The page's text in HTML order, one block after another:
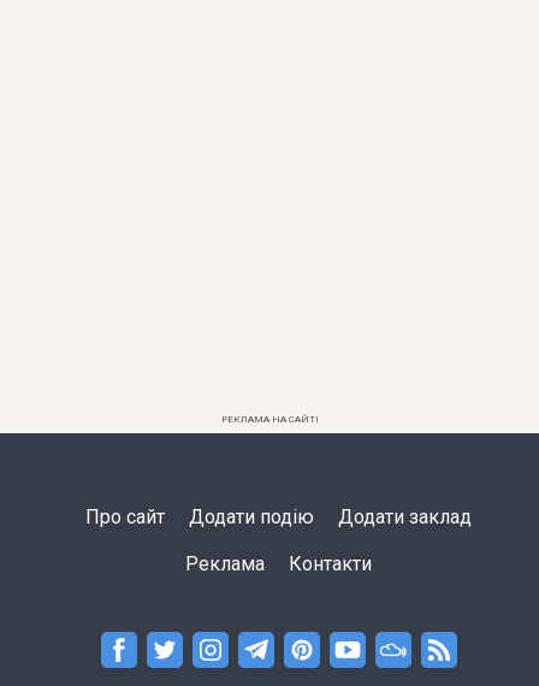
РЕКЛАМА НА САЙТІ
Про сайт Додати подію Додати заклад
Реклама Контакти